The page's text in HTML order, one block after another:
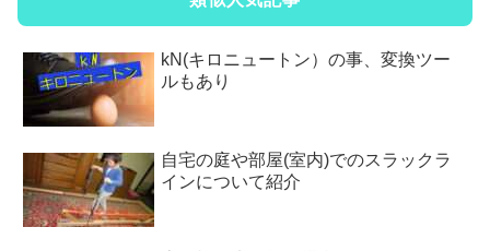
kN(キロニュートン）の事、変換ツー
ルもあり
自宅の庭や部屋(室内)でのスラックラ
インについて紹介